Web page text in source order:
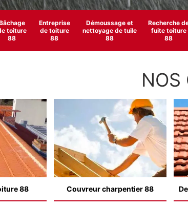
toiture
88
Entreprise
de toiture
88
Démoussage et
nettoyage de tuile
88
Recherche
fuite toiture
88
NOS
88 Couvreur charpentier 88